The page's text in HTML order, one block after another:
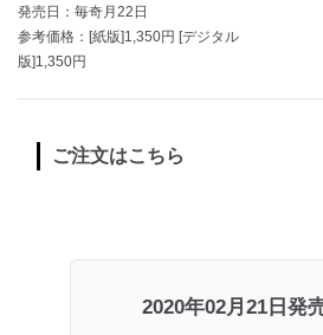
発売日：毎奇月22日
参考価格：[紙版]1,350円 [デジタル
版]1,350円
ご注文はこちら
2020年02月21日発